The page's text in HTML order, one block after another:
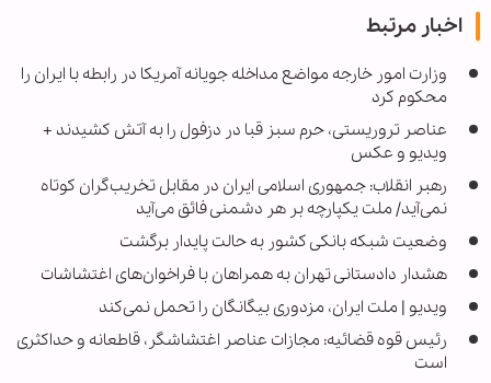
اخبار مرتبط
وزارت امور خارجه مواضع مداخله جویانه آمریکا در رابطه با ایران را
محکوم کرد
عناصر تروریستی، حرم سبز قبا در دزفول را به آتش کشیدند +
ویدیو و عکس
رهبر انقلاب: جمهوری اسلامی ایران در مقابل تخریب‌گران کوتاه
نمی‌آید/ ملت یکپارچه بر هر دشمنی فائق می‌آید
وضعیت شبکه بانکی کشور به حالت پایدار برگشت
هشدار دادستانی تهران به همراهان با فراخوان‌های اغتشاشات
ویدیو | ملت ایران، مزدوری بیگانگان را تحمل نمی‌کند
رئیس قوه قضائیه: مجازات عناصر اغتشاشگر، قاطعانه و حداکثری
است